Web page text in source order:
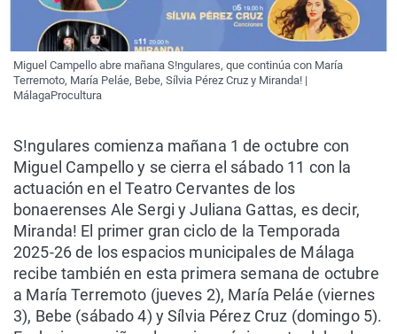
Miguel Campello abre mañana S!ngulares, que continúa con María
Terremoto, María Peláe, Bebe, Sílvia Pérez Cruz y Miranda! |
MálagaProcultura
S!ngulares comienza mañana 1 de octubre con
Miguel Campello y se cierra el sábado 11 con la
actuación en el Teatro Cervantes de los
bonaerenses Ale Sergi y Juliana Gattas, es decir,
Miranda! El primer gran ciclo de la Temporada
2025-26 de los espacios municipales de Málaga
recibe también en esta primera semana de octubre
a María Terremoto (jueves 2), María Peláe (viernes
3), Bebe (sábado 4) y Sílvia Pérez Cruz (domingo 5).